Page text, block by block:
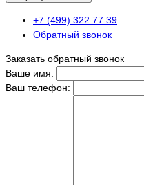
+7 (499) 322 77 39
Обратный звонок
Заказать обратный звонок
Ваше имя:
Ваш телефон: